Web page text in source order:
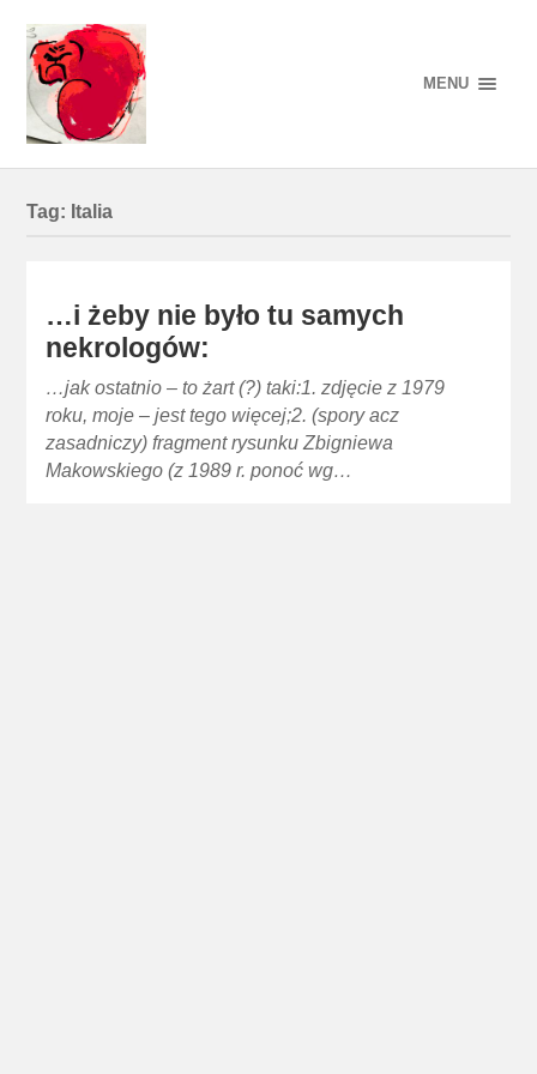
MENU
Tag: Italia
…i żeby nie było tu samych
nekrologów:
…jak ostatnio – to żart (?) taki:1. zdjęcie z 1979
roku, moje – jest tego więcej;2. (spory acz
zasadniczy) fragment rysunku Zbigniewa
Makowskiego (z 1989 r. ponoć wg…